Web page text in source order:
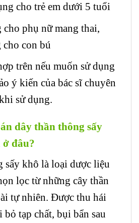
cho trẻ em dưới 5 tuổi
phụ nữ mang thai,
cho con bú
trên nếu muốn sử dụng
ý kiến của bác sĩ chuyên
sử dụng.
dây thần thông sấy
đâu?
sấy khô là loại dược liệu
lọc từ những cây thần
tự nhiên. Được thu hái
bỏ tạp chất, bụi bẩn sau